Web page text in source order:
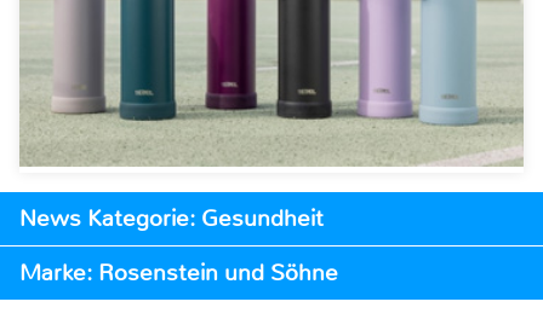
News Kategorie: Gesundheit
Marke: Rosenstein und Söhne